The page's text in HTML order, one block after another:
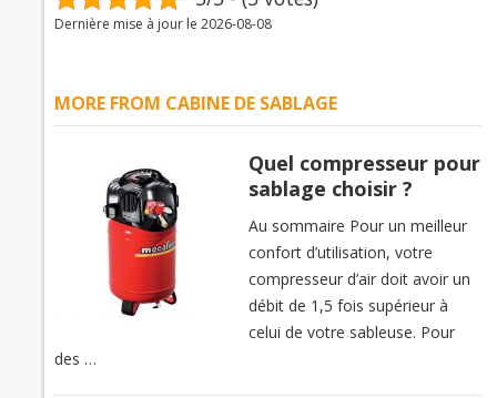
Dernière mise à jour le 2026-08-08
MORE FROM CABINE DE SABLAGE
Quel compresseur pour
sablage choisir ?
Au sommaire Pour un meilleur
confort d’utilisation, votre
compresseur d’air doit avoir un
débit de 1,5 fois supérieur à
celui de votre sableuse. Pour
des …